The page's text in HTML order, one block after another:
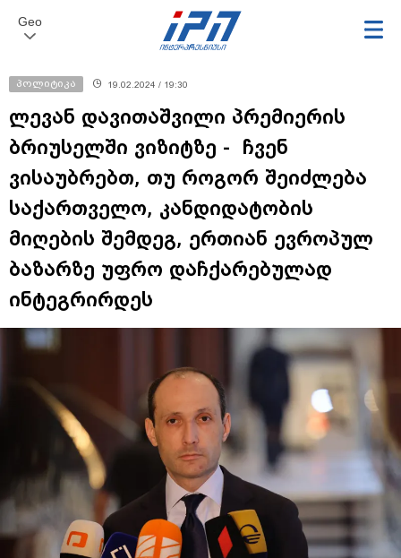
Geo
პოლიტიკა 19.02.2024 / 19:30
ლევან დავითაშვილი პრემიერის
ბრიუსელში ვიზიტზე - ჩვენ
ვისაუბრებთ, თუ როგორ შეიძლება
საქართველო, კანდიდატობის
მიღების შემდეგ, ერთიან ევროპულ
ბაზარზე უფრო დაჩქარებულად
ინტეგრირდეს